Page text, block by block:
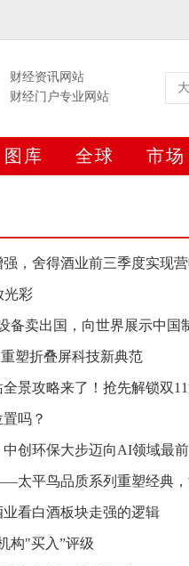
财经资讯网站
财经门户专业网站
图库 全球 市场
，舍得酒业前三季度实现营
光彩
备卖出国，向世界展示中国
塑折叠屏科技新典范
景攻略来了！抢先解锁双
吗？
创环保大步迈向AI领域最
太平鸟品质系列重塑经典
看白酒板块走强的逻辑
构"买入”评级